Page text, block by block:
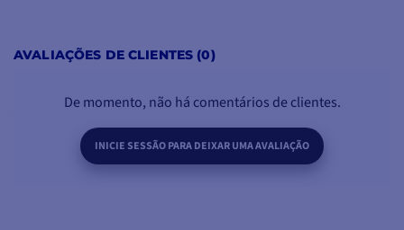
AVALIAÇÕES DE CLIENTES (0)
De momento, não há comentários de clientes.
INICIE SESSÃO PARA DEIXAR UMA AVALIAÇÃO